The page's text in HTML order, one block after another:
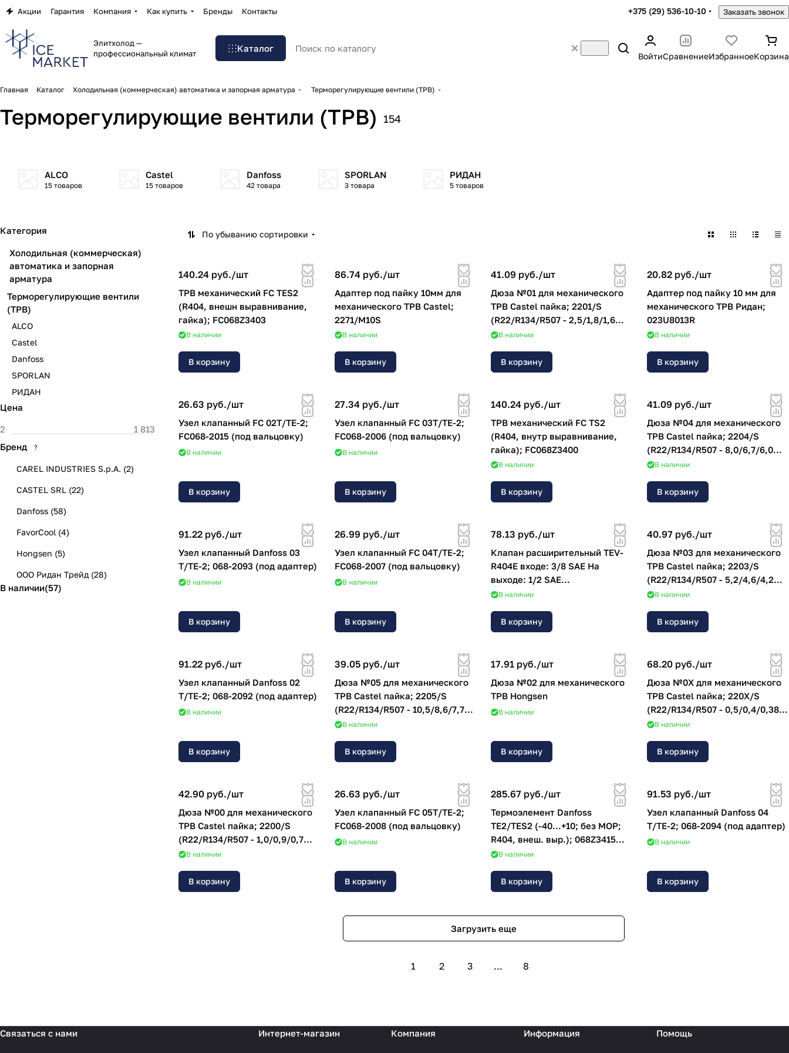
Акции Гарантия Компания Как купить Бренды Контакты +375 (29) 536-10-10 Заказать звонок
Элитхолод —
профессиональный климат
Каталог
ВойтиСравнениеИзбранноеКорзина
Главная Каталог Холодильная (коммерческая) автоматика и запорная арматура Терморегулирующие вентили (ТРВ)
Терморегулирующие вентили (ТРВ) 154
ALCO
15 товаров
Castel
15 товаров
Danfoss
42 товара
SPORLAN
3 товара
РИДАН
5 товаров
По убыванию сортировки
140.24 руб./шт
ТРВ механический FC TES2
(R404, внешн выравнивание,
гайка); FC068Z3403
В наличии
В корзину
86.74 руб./шт
Адаптер под пайку 10мм для
механического ТРВ Castel;
2271/M10S
В наличии
В корзину
41.09 руб./шт
Дюза №01 для механического
ТРВ Castel пайка; 2201/S
(R22/R134/R507 - 2,5/1,8/1,6
кВт)
В наличии
В корзину
20.82 руб./шт
Адаптер под пайку 10 мм для
механического ТРВ Ридан;
023U8013R
В наличии
В корзину
26.63 руб./шт
Узел клапанный FC 02T/TE-2;
FC068-2015 (под вальцовку)
В наличии
В корзину
27.34 руб./шт
Узел клапанный FC 03T/TE-2;
FC068-2006 (под вальцовку)
В наличии
В корзину
140.24 руб./шт
ТРВ механический FC TS2
(R404, внутр выравнивание,
гайка); FC068Z3400
В наличии
В корзину
41.09 руб./шт
Дюза №04 для механического
ТРВ Castel пайка; 2204/S
(R22/R134/R507 - 8,0/6,7/6,0
кВт)
В наличии
В корзину
91.22 руб./шт
Узел клапанный Danfoss 03
T/TE-2; 068-2093 (под адаптер)
В наличии
В корзину
26.99 руб./шт
Узел клапанный FC 04T/TE-2;
FC068-2007 (под вальцовку)
В наличии
В корзину
78.13 руб./шт
Клапан расширительный TEV-
R404E входе: 3/8 SAE На
выходе: 1/2 SAE
Производительность: 0,45 ~ 2,6
В наличии
В корзину
40.97 руб./шт
Дюза №03 для механического
ТРВ Castel пайка; 2203/S
(R22/R134/R507 - 5,2/4,6/4,2
кВт)
В наличии
В корзину
91.22 руб./шт
Узел клапанный Danfoss 02
T/TE-2; 068-2092 (под адаптер)
В наличии
В корзину
39.05 руб./шт
Дюза №05 для механического
ТРВ Castel пайка; 2205/S
(R22/R134/R507 - 10,5/8,6/7,7
кВт)
В наличии
В корзину
17.91 руб./шт
Дюза №02 для механического
ТРВ Hongsen
В наличии
В корзину
68.20 руб./шт
Дюза №0X для механического
ТРВ Castel пайка; 220X/S
(R22/R134/R507 - 0,5/0,4/0,38
кВт)
В наличии
В корзину
42.90 руб./шт
Дюза №00 для механического
ТРВ Castel пайка; 2200/S
(R22/R134/R507 - 1,0/0,9/0,7
кВт)
В наличии
В корзину
26.63 руб./шт
Узел клапанный FC 05T/TE-2;
FC068-2008 (под вальцовку)
В наличии
В корзину
285.67 руб./шт
Термоэлемент Danfoss
TE2/TES2 (-40...+10; без MOP;
R404, внеш. выр.); 068Z3415
пайка
В наличии
В корзину
91.53 руб./шт
Узел клапанный Danfoss 04
T/TE-2; 068-2094 (под адаптер)
В наличии
В корзину
Загрузить еще
1 2 3 ... 8
Категория
Холодильная (коммерческая)
автоматика и запорная
арматура
Терморегулирующие вентили
(ТРВ)
ALCO
Castel
Danfoss
SPORLAN
РИДАН
Цена
Бренд ?
CAREL INDUSTRIES S.p.A. (2)
CASTEL SRL (22)
Danfoss (58)
FavorCool (4)
Hongsen (5)
ООО Ридан Трейд (28)
В наличии(57)
Связаться с нами Интернет-магазин Компания Информация Помощь